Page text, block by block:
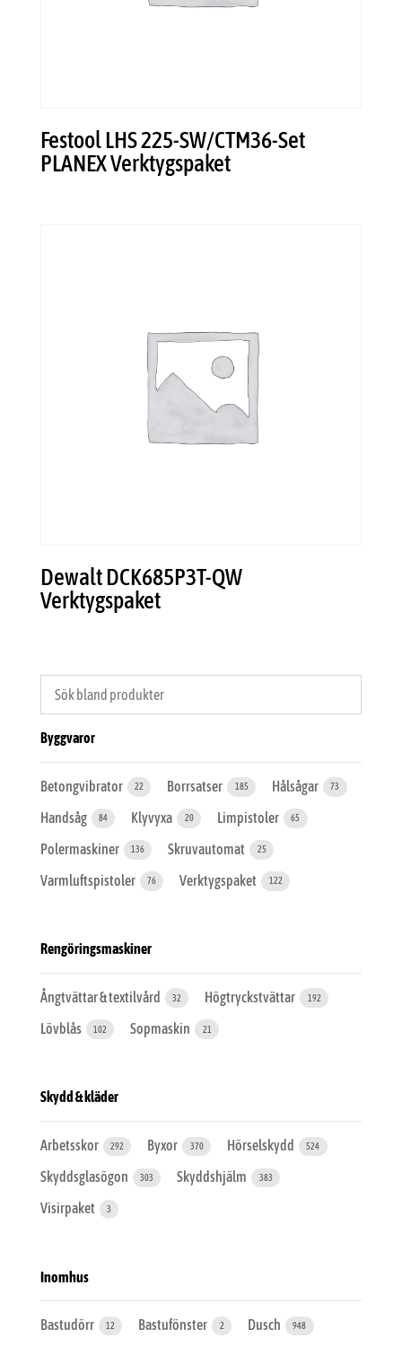
Festool LHS 225-SW/CTM36-Set
PLANEX Verktygspaket
Dewalt DCK685P3T-QW
Verktygspaket
Byggvaror
Betongvibrator 22 Borrsatser 185 Hålsågar 73
Handsåg 84 Klyvyxa 20 Limpistoler 65
Polermaskiner 136 Skruvautomat 25
Varmluftspistoler 76 Verktygspaket 122
Rengöringsmaskiner
Ångtvättar & textilvård 32 Högtryckstvättar 192
Lövblås 102 Sopmaskin 21
Skydd & kläder
Arbetsskor 292 Byxor 370 Hörselskydd 524
Skyddsglasögon 303 Skyddshjälm 383
Visirpaket 3
Inomhus
Bastudörr 12 Bastufönster 2 Dusch 948